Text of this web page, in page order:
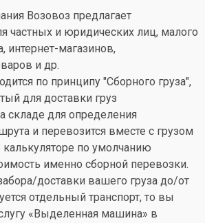
Возовоз предлагает
частных и юридических лиц, малого
интернет-магазинов,
и др.
по принципу "Сборного груза",
для доставки груз
складе для определения
и перевозится вместе с грузом
калькуляторе по умолчанию
именно сборной перевозки.
доставки вашего груза до/от
отдельный транспорт, то вы
«Выделенная машина» в